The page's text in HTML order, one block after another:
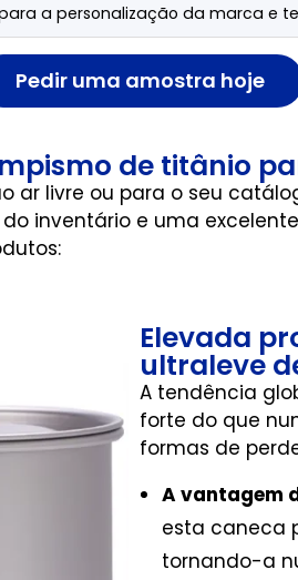
a personalização da marca e
Pedir uma amostra hoje
de titânio
livre ou para o seu
inventário e uma
Elevada
ultraleve
A tendência
forte do que
formas de
A vantagem
esta caneca
tornando-a